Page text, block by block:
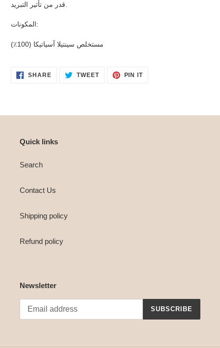
المكونات:
مستخلص سينتيلا آسياتيكا (100٪)
SHARESHARE
ON
TWEETTWEET PIN ITPIN
Quick links
Search
Contact Us
Shipping policy
Refund policy
Newsletter
SUBSCRIBE